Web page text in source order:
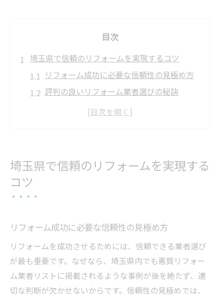
目次
埼玉県で信頼のリフォームを実現するコツ
リフォーム成功に必要な信頼性の見極め方
評判の良いリフォーム業者選びの秘訣
リフォーム会社の口コミ比較で後悔防止
リフォーム成功へ導く埼玉県の賢い補助金活用
法
方法
リフォーム費用を抑える補助金活用術
リフォーム補助金を賢く利用する具体策
安心して任せられるリフォーム選びの極意
埼玉県で信頼のリフォームを実現する
コツ
リフォーム成功に必要な信頼性の見極め方
リフォームを成功させるためには、信頼できる業者選び
が最も重要です。なぜなら、埼玉県内でも悪質リフォー
ム業者リストに掲載されるような事例が後を絶たず、適
切な判断が欠かせないからです。信頼性の見極めでは、